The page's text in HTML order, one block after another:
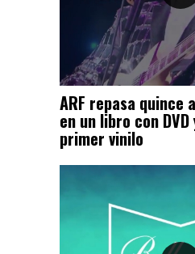
ARF repasa quince
en un libro con
primer vinilo